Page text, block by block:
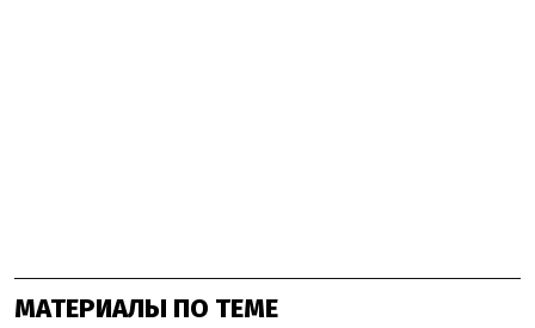
МАТЕРИАЛЫ ПО ТЕМЕ